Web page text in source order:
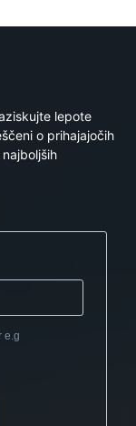
lepote
o prihajajočih
e.g